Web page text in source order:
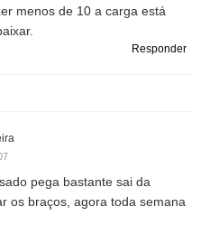
menos de 10 a carga está
Responder
pega bastante sai da
os braços, agora toda semana